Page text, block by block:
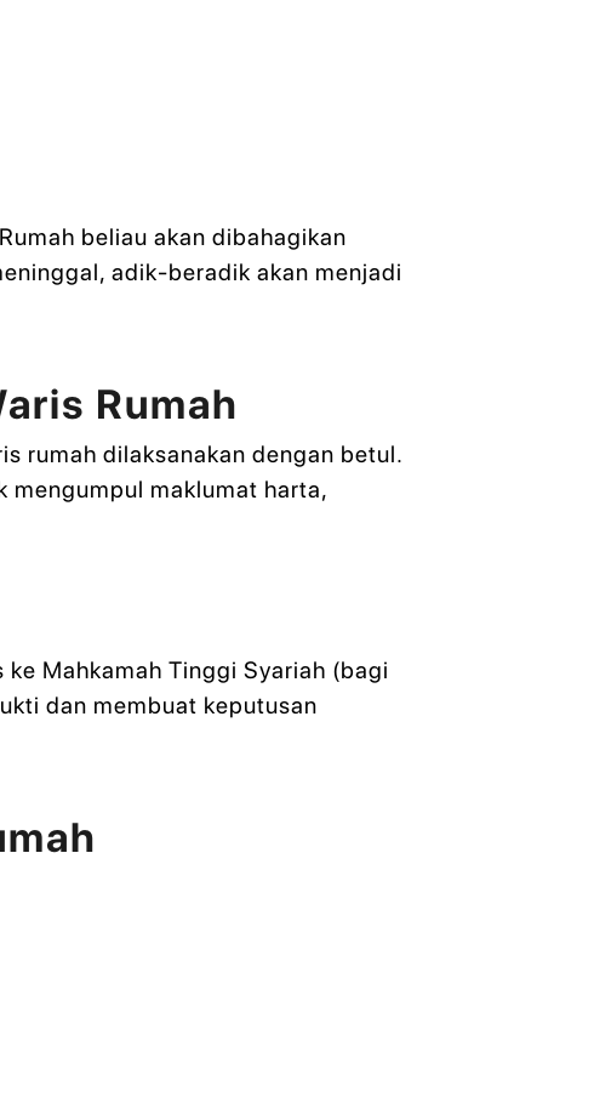
beliau akan dibahagikan
adik-beradik akan menjadi
Rumah
rumah dilaksanakan dengan betul.
mengumpul maklumat harta,
Mahkamah Tinggi Syariah (bagi
dan membuat keputusan